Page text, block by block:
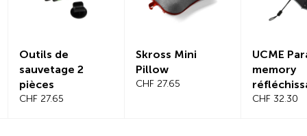
Outils de
sauvetage 2
pièces
CHF 27.65
Skross Mini
Pillow
CHF 27.65
UCME
memory
CHF 32.30